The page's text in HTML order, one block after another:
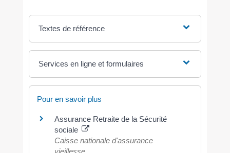
Textes de référence
Services en ligne et formulaires
Pour en savoir plus
Assurance Retraite de la Sécurité
sociale
Caisse nationale d'assurance